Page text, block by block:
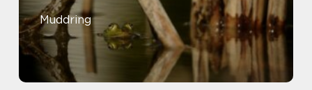
Muddring